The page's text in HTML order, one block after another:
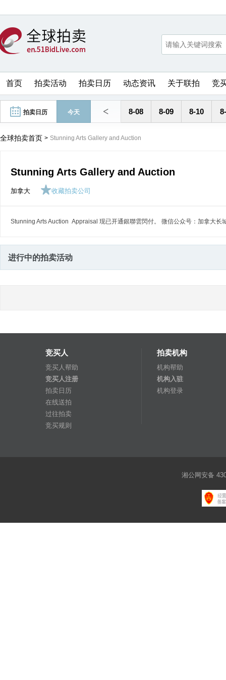
首页 拍卖活动 拍卖日历 动态资讯 关于联拍 竞
拍卖日历 今天 < 8-08 8-09 8-10
全球拍卖首页 > Stunning Arts Gallery and Auction
Stunning Arts Gallery and Auction
加拿大 收藏拍卖公司
Stunning Arts Auction Appraisal 现已开通銀聯雲閃付。 微信公众号：加拿大
进行中的拍卖活动
竞买人
竞买人帮助
竞买人注册
拍卖日历
在线送拍
过往拍卖
竞买规则
拍卖机构
机构帮助
机构入驻
机构登录
湘公网安备